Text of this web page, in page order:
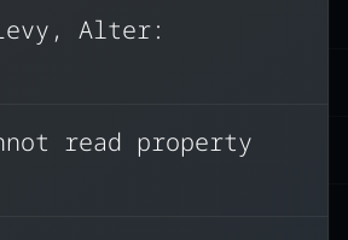
Alter:
read property
Dan Levy, Age: undefined